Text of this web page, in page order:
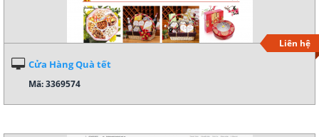
Liên hệ
Cửa Hàng Quà tết
Mã: 3369574